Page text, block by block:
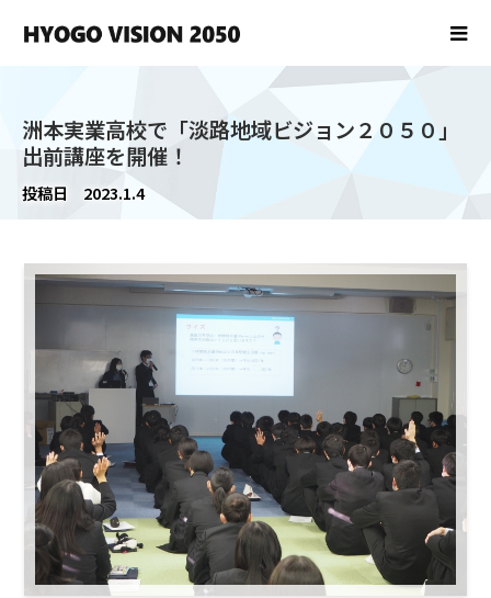
洲本実業高校で「淡路地域ビジョン２０５０」
出前講座を開催！
投稿日 2023.1.4